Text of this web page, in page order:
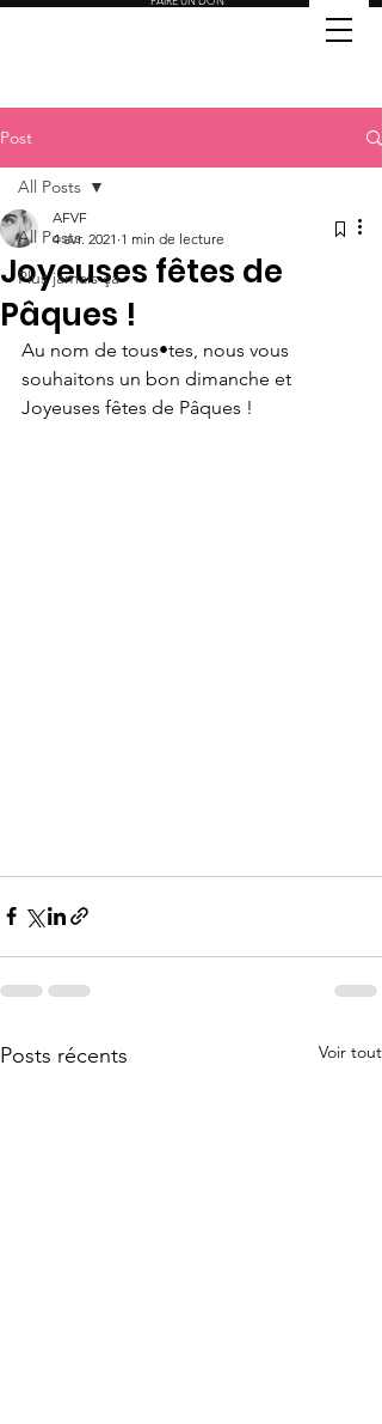
Post
All Posts
Plus jamais ça
All Posts
Joyeuses fêtes de
Pâques !
AFVF
4 avr. 2021 1 min de lecture
Au nom de tous•tes, nous vous
souhaitons un bon dimanche et
Joyeuses fêtes de Pâques !
Posts récents Voir tout